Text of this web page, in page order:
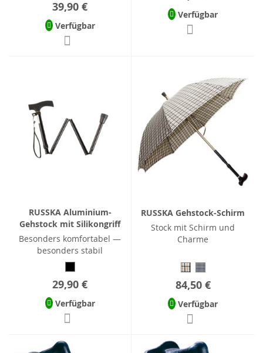
39,90 €
Verfügbar
Verfügbar
RUSSKA Aluminium-
Gehstock mit Silikongriff
Besonders komfortabel —
besonders stabil
29,90 €
Verfügbar
RUSSKA Gehstock-Schirm
Stock mit Schirm und
Charme
84,50 €
Verfügbar